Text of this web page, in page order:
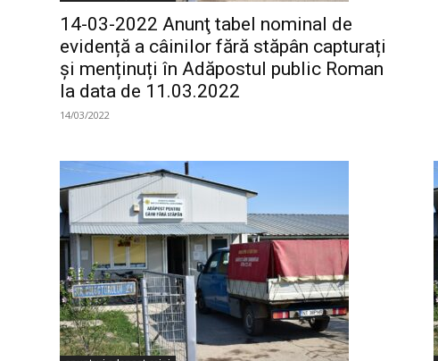
14-03-2022 Anunţ tabel nominal de
evidență a câinilor fără stăpân capturați
și menținuți în Adăpostul public Roman
la data de 11.03.2022
14/03/2022